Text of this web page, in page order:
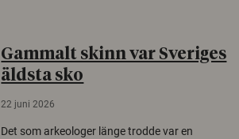
Gammalt skinn var Sveriges
äldsta sko
22 juni 2026
Det som arkeologer länge trodde var en